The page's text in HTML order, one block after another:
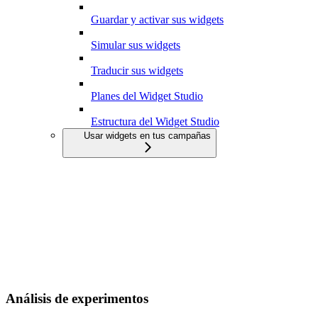
Guardar y activar sus widgets
Simular sus widgets
Traducir sus widgets
Planes del Widget Studio
Estructura del Widget Studio
Usar widgets en tus campañas
Análisis de experimentos